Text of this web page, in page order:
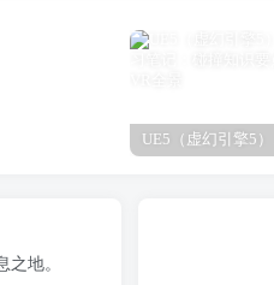
地。